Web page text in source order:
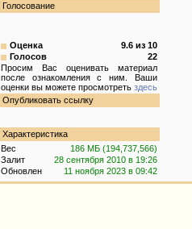
Голосование
Оценка 9.6 из 10
Голосов
22
Просим Вас оценивать материал
после ознакомления с ним. Ваши
оценки вы можете просмотреть здесь
Опубликовать ссылку
Характеристика
Вес
186 МБ (194,737,566)
Залит
28 сентября 2010 в 19:26
Обновлен
11 ноября 2023 в 09:42